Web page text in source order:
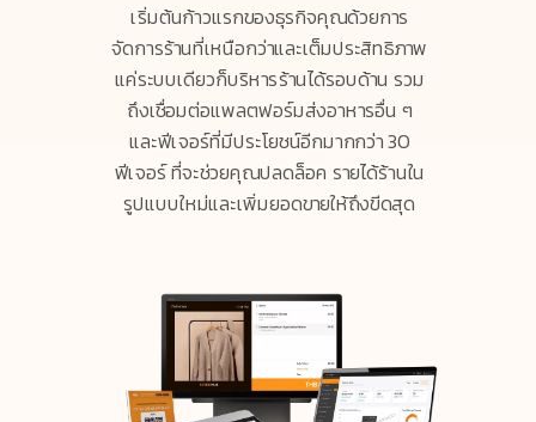
เริ่มต้นก้าวแรกของธุรกิจคุณด้วยการ
จัดการร้านที่เหนือกว่าและเต็มประสิทธิภาพ
แค่ระบบเดียวก็บริหารร้านได้รอบด้าน รวม
ถึงเชื่อมต่อแพลตฟอร์มส่งอาหารอื่น ๆ
และฟีเจอร์ที่มีประโยชน์อีกมากกว่า 30
ฟีเจอร์ ที่จะช่วยคุณปลดล็อค รายได้ร้านใน
รูปแบบใหม่และเพิ่มยอดขายให้ถึงขีดสุด